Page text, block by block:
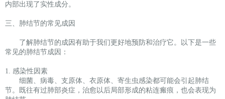
内部出现了实性成分。
三、肺结节的常见成因
了解肺结节的成因有助于我们更好地预防和治疗它。以下是一些
常见的肺结节成因：
1. 感染性因素
细菌、病毒、支原体、衣原体、寄生虫感染都可能会引起肺结
节。既往有过肺部炎症，治愈以后局部形成的粘连瘢痕，也会表现为